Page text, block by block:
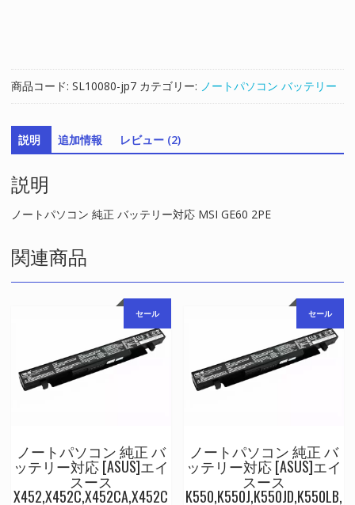
バ
ッ
テ
リ
ー
応
MSI
GE60
個
商品コード: SL10080-jp7 カテゴリー: ノートパソコン バッテリー
説明 追加情報 レビュー (2)
説明
ノートパソコン 純正 バッテリー対応 MSI GE60 2PE
関連商品
セール
ノートパソコン 純正 バ
ッテリー対応 [ASUS]エイ
スース
X452,X452C,X452CA,X452C
セール
ノートパソコン 純正 バ
ッテリー対応 [ASUS]エイ
スース
K550,K550J,K550JD,K550LB,